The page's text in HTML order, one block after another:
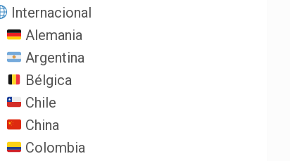
Internacional
Alemania
Argentina
Bélgica
Chile
China
Colombia